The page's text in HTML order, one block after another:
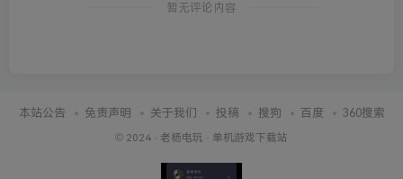
暂无评论内容
本站公告 免责声明 关于我们 投稿 搜狗 百度 360搜索
© 2024 · 老杨电玩 · 单机游戏下载站